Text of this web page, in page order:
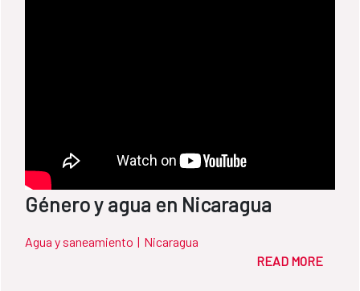
Género y agua en Nicaragua
Agua y saneamiento | Nicaragua
READ MORE